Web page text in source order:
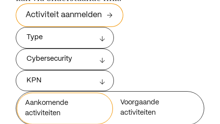
Activiteit aanmelden
Type
Cybersecurity
KPN
Aankomende
activiteiten
Voorgaande
activiteiten